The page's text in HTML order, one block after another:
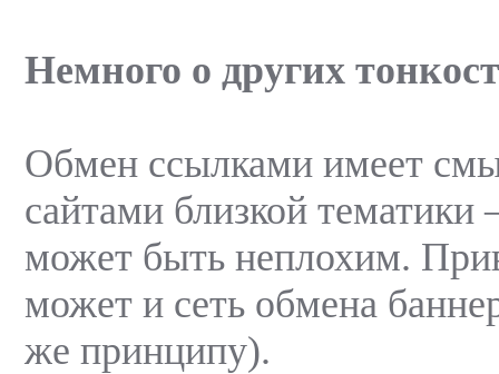
Немного о других
Обмен ссылками имеет
сайтами близкой тематики
может быть неплохим.
может и сеть обмена
же принципу).